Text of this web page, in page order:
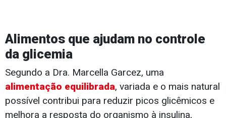
Alimentos que ajudam no controle
da glicemia
Segundo a Dra. Marcella Garcez, uma
alimentação equilibrada, variada e o mais natural
possível contribui para reduzir picos glicêmicos e
melhora a resposta do organismo à insulina,